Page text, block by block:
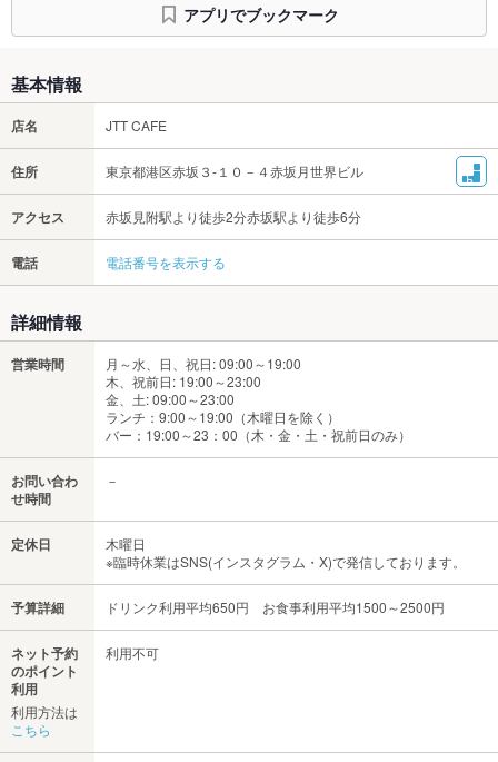
アプリでブックマーク
基本情報
店名 JTT CAFE
住所 東京都港区赤坂３‐１０－４赤坂月世界ビル
アクセス 赤坂見附駅より徒歩2分赤坂駅より徒歩6分
電話 電話番号を表示する
詳細情報
営業時間
月～水、日、祝日: 09:00～19:00
木、祝前日: 19:00～23:00
金、土: 09:00～23:00
ランチ：9:00～19:00（木曜日を除く）
バー：19:00～23：00（木・金・土・祝前日のみ）
お問い合わ
せ時間
－
定休日
木曜日
※臨時休業はSNS(インスタグラム・X)で発信しております。
予算詳細 ドリンク利用平均650円 お食事利用平均1500～2500円
ネット予約
のポイント
利用
利用方法は
こちら
利用不可